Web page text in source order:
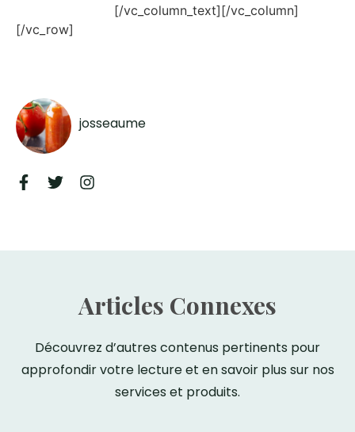
[/vc_column_text][/vc_column]
[/vc_row]
josseaume
Articles Connexes
Découvrez d’autres contenus pertinents pour
approfondir votre lecture et en savoir plus sur nos
services et produits.